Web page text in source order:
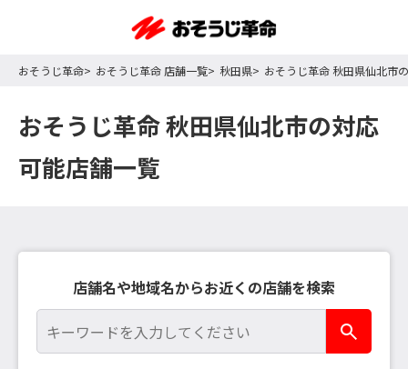
おそうじ革命 おそうじ革命 店舗一覧 秋田県 おそうじ革命 秋田県仙北市
おそうじ革命 秋田県仙北市の対応
可能店舗一覧
店舗名や地域名からお近くの店舗を検索